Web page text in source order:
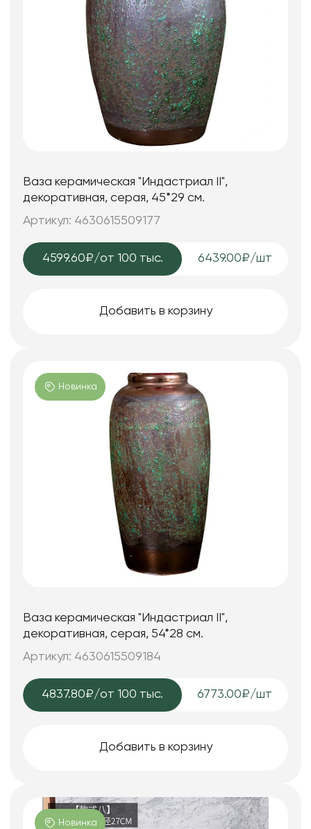
Ваза керамическая "Индастриал II",
декоративная, серая, 45*29 см.
Артикул: 4630615509177
4599.60₽/от 100 тыс. 6439.00₽/шт
Добавить в корзину
Новинка
Ваза керамическая "Индастриал II",
декоративная, серая, 54*28 см.
Артикул: 4630615509184
4837.80₽/от 100 тыс. 6773.00₽/шт
Добавить в корзину
Новинка